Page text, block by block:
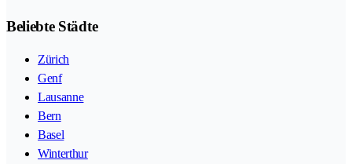
Beliebte Städte
Zürich
Genf
Lausanne
Bern
Basel
Winterthur